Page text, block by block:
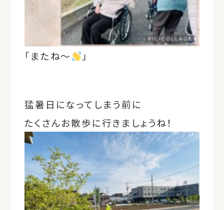
「またね～ 」
猛暑日になってしまう前に
たくさんお散歩に行きましょうね！